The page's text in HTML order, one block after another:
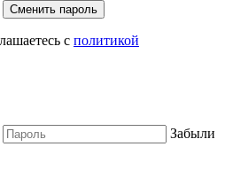
Сменить пароль
с политикой
Забыли